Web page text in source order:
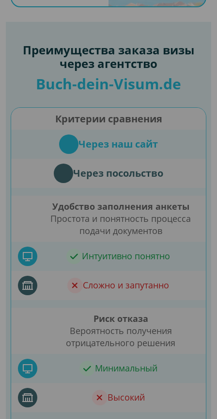
Преимущества заказа визы
через агентство
Buch-dein-Visum.de
Критерии сравнения
Через наш сайт
Через посольство
Удобство заполнения анкеты
Простота и понятность процесса
подачи документов
Интуитивно понятно
Сложно и запутанно
Риск отказа
Вероятность получения
отрицательного решения
Минимальный
Высокий